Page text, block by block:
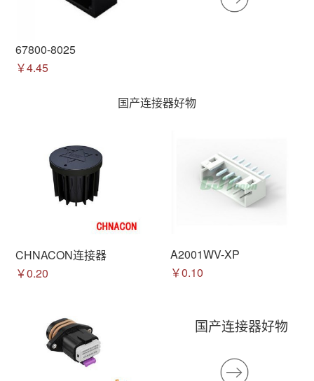
67800-8025
￥4.45
国产连接器好物
CHNACON连接器
￥0.20
A2001WV-XP
￥0.10
国产连接器好物